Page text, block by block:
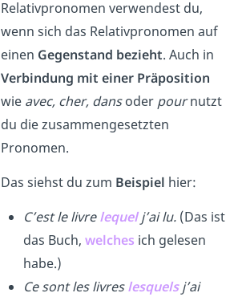
Relativpronomen verwendest du,
wenn sich das Relativpronomen auf
einen Gegenstand bezieht. Auch in
Verbindung mit einer Präposition
wie avec, cher, dansoder pournutzt
du die zusammengesetzten
Pronomen.
Das siehst du zum Beispiel hier:
C’est le livrelequelj’ai lu.(Das ist
das Buch, welches ich gelesen
habe.)
Ce sont les livreslesquelsj’ai